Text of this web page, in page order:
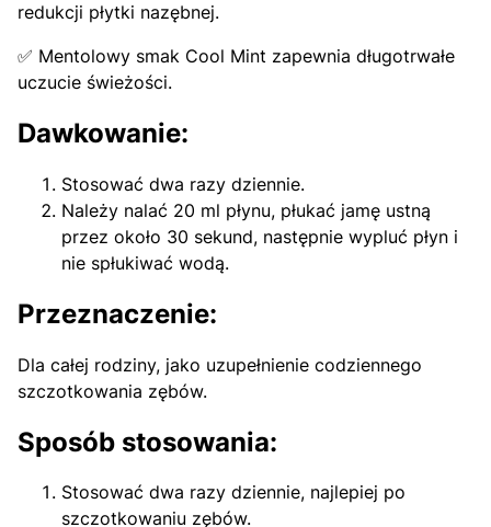
redukcji płytki nazębnej.
✅ Mentolowy smak Cool Mint zapewnia długotrwałe
uczucie świeżości.
Dawkowanie:
Stosować dwa razy dziennie.
Należy nalać 20 ml płynu, płukać jamę ustną
przez około 30 sekund, następnie wypluć płyn i
nie spłukiwać wodą.
Przeznaczenie:
Dla całej rodziny, jako uzupełnienie codziennego
szczotkowania zębów.
Sposób stosowania:
Stosować dwa razy dziennie, najlepiej po
szczotkowaniu zębów.